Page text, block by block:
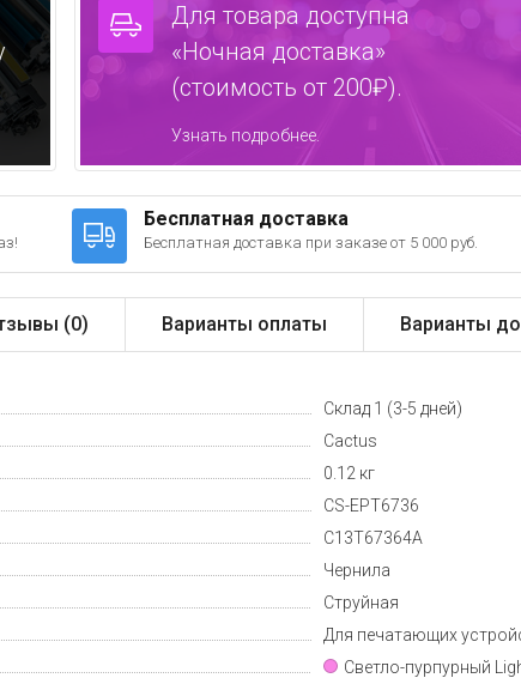
Для товара доступна
«Ночная доставка»
(стоимость от 200₽).
Узнать подробнее.
Бесплатная доставка
Бесплатная доставка при заказе от 5 000 руб.
(0) Варианты оплаты Варианты
Склад 1 (3-5 дней)
Cactus
0.12 кг
CS-EPT6736
C13T67364A
Чернила
Струйная
Для печатающих
Светло-пурпурный